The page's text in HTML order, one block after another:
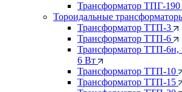
Трансформатор ТПГ-190
Тороидальные
Трансформатор ТТП-3
Трансформатор ТТП-6
Трансформатор ТТП-6н,
6 Вт
Трансформатор ТТП-10
Трансформатор ТТП-15